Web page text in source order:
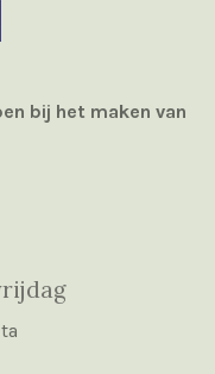
bij het maken van